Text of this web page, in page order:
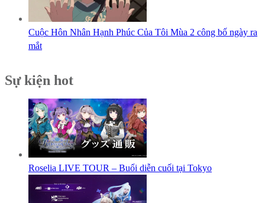
Cuộc Hôn Nhân Hạnh Phúc Của Tôi Mùa 2 công bố ngày ra
mắt
Sự kiện hot
Roselia LIVE TOUR – Buổi diễn cuối tại Tokyo